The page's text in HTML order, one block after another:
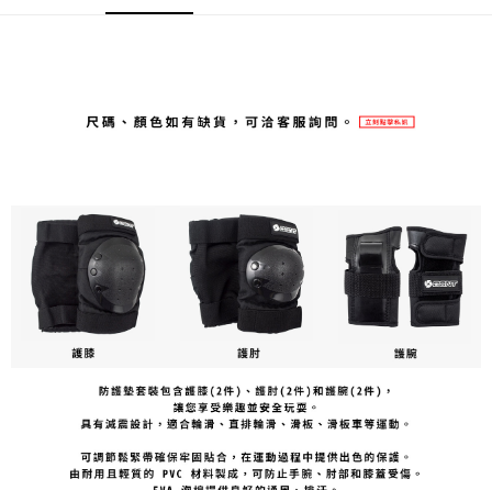
３．收到繳費通知簡訊後14天內，點擊此簡訊中的連結，可透過四大超商／
※ 交易是否成功請以「AFTEE先享後付 」之結帳頁面顯示為準，若有關於
是否繳費成功／繳費後需取消欲退款等相關疑問，請聯繫「AFTEE先享後付
客戶支援中心」https://netprotections.freshdesk.com/support/home
【注意事項】
１．透過由恩沛科技股份有限公司提供之「AFTEE先享後付」服務完成之交
易，需依本服務之必要範圍內提供個人資料，並將交易相關給付款項請求債
２．關於個人資料處理事宜，請瀏覽以下網址：
https://aftee.tw/terms/#terms3
３．未成年的使用者請事先徵得法定代理人或監護人之同意方可使用
４．使用「AFTEE先享後付」時，將依據個別帳號之用戶狀況，依本公司即
付款後全家取貨
每筆NT$80，滿NT$2,000(含以上)免運費
宅配
每筆NT$100，滿NT$2,000(含以上)免運費